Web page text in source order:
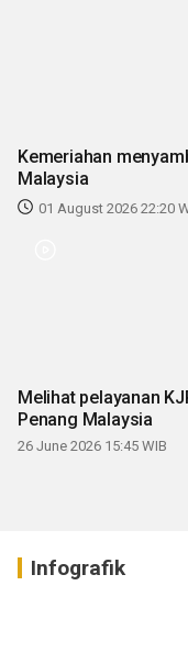
Kemeriahan
Malaysia
01 August 2026 22:20
Melihat pelayanan
Penang Malaysia
26 June 2026 15:45 WIB
Infografik